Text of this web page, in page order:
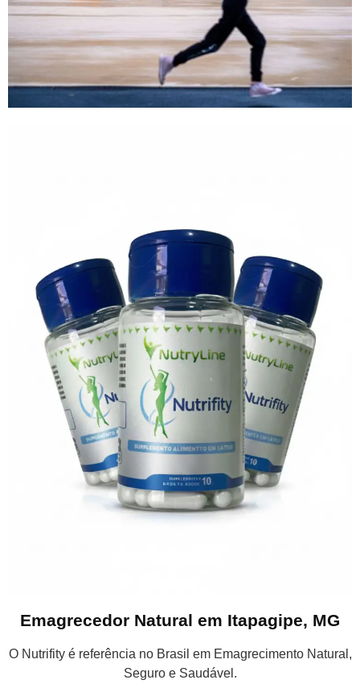
Emagrecedor Natural em Itapagipe, MG
O Nutrifity é referência no Brasil em Emagrecimento Natural,
Seguro e Saudável.